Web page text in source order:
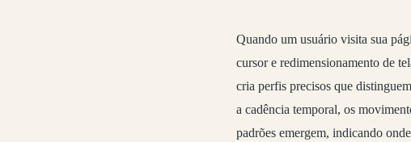
Quando um usuário visita sua
cursor e redimensionamento de
cria perfis precisos que
a cadência temporal, os
padrões emergem, indicando